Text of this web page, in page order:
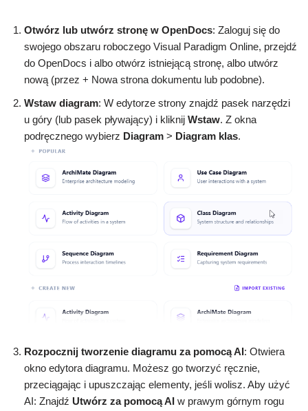
Otwórz lub utwórz stronę w OpenDocs: Zaloguj się do
swojego obszaru roboczego Visual Paradigm Online, przejdź
do OpenDocs i albo otwórz istniejącą stronę, albo utwórz
nową (przez + Nowa strona dokumentu lub podobne).
Wstaw diagram: W edytorze strony znajdź pasek narzędzi
u góry (lub pasek pływający) i kliknij Wstaw. Z okna
podręcznego wybierz Diagram > Diagram klas.
Rozpocznij tworzenie diagramu za pomocą AI: Otwiera
okno edytora diagramu. Możesz go tworzyć ręcznie,
przeciągając i upuszczając elementy, jeśli wolisz. Aby użyć
AI: Znajdź Utwórz za pomocą AI w prawym górnym rogu